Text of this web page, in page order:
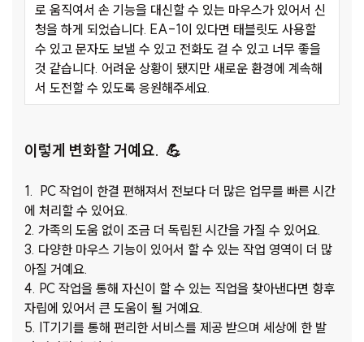
로 움직여서 손 기능을 대신할 수 있는 마우스가 있어서 신
청을 하게 되었습니다. EA-1이 있다면 태블릿도 사용할
수 있고 문자도 보낼 수 있고 전화도 걸 수 있고 너무 좋을
것 같습니다. 어려운 상황이 됐지만 새로운 환경에 계속해
서 도전할 수 있도록 응원해주세요.
이렇게 변화할 거예요. 💪
1. PC 작업이 한결 편해져서 전보다 더 많은 업무를 빠른 시간
에 처리할 수 있어요.
2. 가족의 도움 없이 조금 더 독립된 시간을 가질 수 있어요.
3. 다양한 마우스 기능이 있어서 할 수 있는 작업 영역이 더 많
아질 거예요.
4. PC 작업을 통해 자신이 할 수 있는 직업을 찾아낸다면 향후
자립에 있어서 큰 도움이 될 거예요.
5. IT기기를 통해 편리한 서비스를 제공 받으며 세상에 한 발